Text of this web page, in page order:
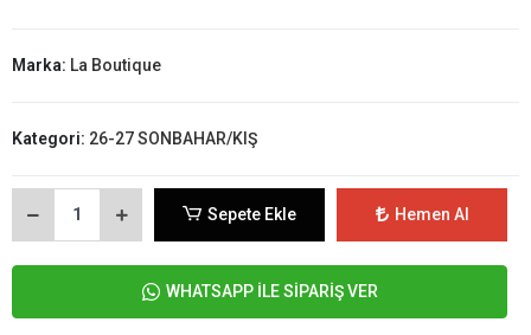
Marka: La Boutique
Kategori: 26-27 SONBAHAR/KIŞ
Sepete Ekle Hemen Al
WHATSAPP İLE SİPARİŞ VER